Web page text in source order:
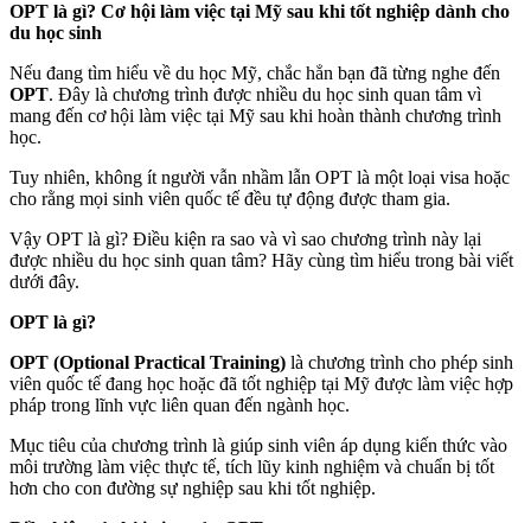
OPT là gì? Cơ hội làm việc tại Mỹ sau khi tốt nghiệp dành cho
du học sinh
Nếu đang tìm hiểu về du học Mỹ, chắc hẳn bạn đã từng nghe đến
OPT. Đây là chương trình được nhiều du học sinh quan tâm vì
mang đến cơ hội làm việc tại Mỹ sau khi hoàn thành chương trình
học.
Tuy nhiên, không ít người vẫn nhầm lẫn OPT là một loại visa hoặc
cho rằng mọi sinh viên quốc tế đều tự động được tham gia.
Vậy OPT là gì? Điều kiện ra sao và vì sao chương trình này lại
được nhiều du học sinh quan tâm? Hãy cùng tìm hiểu trong bài viết
dưới đây.
OPT là gì?
OPT (Optional Practical Training) là chương trình cho phép sinh
viên quốc tế đang học hoặc đã tốt nghiệp tại Mỹ được làm việc hợp
pháp trong lĩnh vực liên quan đến ngành học.
Mục tiêu của chương trình là giúp sinh viên áp dụng kiến thức vào
môi trường làm việc thực tế, tích lũy kinh nghiệm và chuẩn bị tốt
hơn cho con đường sự nghiệp sau khi tốt nghiệp.